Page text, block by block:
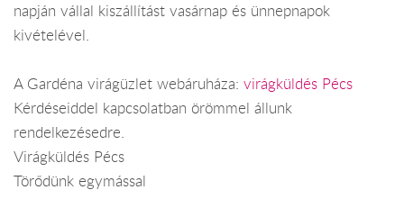
napján vállal kiszállítást vasárnap és ünnepnapok
kivételével.
A Gardéna virágüzlet webáruháza: virágküldés Pécs
Kérdéseiddel kapcsolatban örömmel állunk
rendelkezésedre.
Virágküldés Pécs
Törődünk egymással